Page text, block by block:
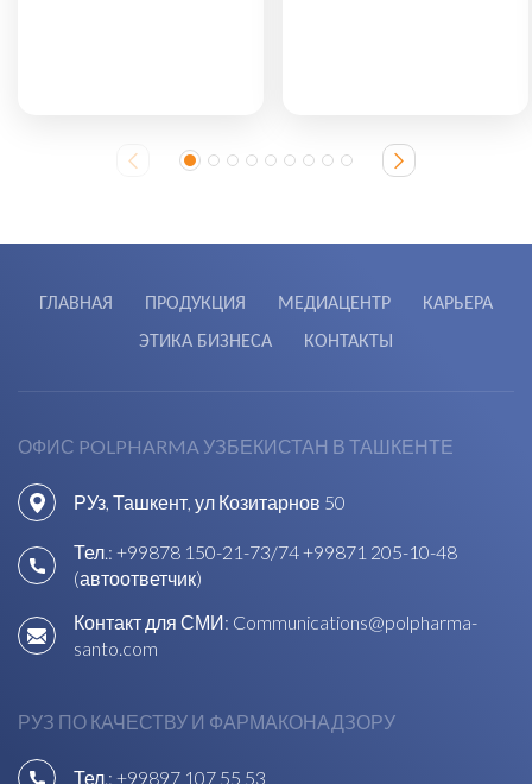
ГЛАВНАЯ ПРОДУКЦИЯ МЕДИАЦЕНТР
КАРЬЕРА
ЭТИКА БИЗНЕСА
КОНТАКТЫ
ОФИС POLPHARMA УЗБЕКИСТАН В ТАШКЕНТЕ
РУз, Ташкент, ул Козитарнов 50
Тел.: +99878 150-21-73/74+99871 205-10-48
(автоответчик)
Контакт для СМИ: Communications@polpharma-
santo.com
РУЗ ПО КАЧЕСТВУ И ФАРМАКОНАДЗОРУ
Тел.: +99897 107 55 53